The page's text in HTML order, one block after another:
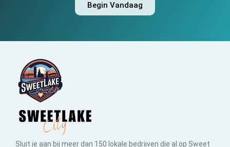
Begin Vandaag
Sluit je aan bij meer dan 150 lokale bedrijven die al op Sweet